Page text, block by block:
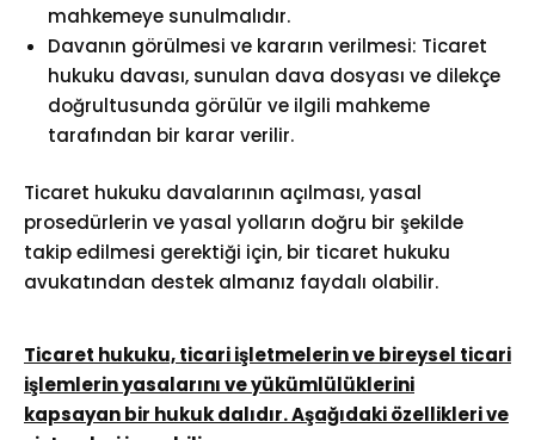
mahkemeye sunulmalıdır.
Davanın görülmesi ve kararın verilmesi: Ticaret
hukuku davası, sunulan dava dosyası ve dilekçe
doğrultusunda görülür ve ilgili mahkeme
tarafından bir karar verilir.
Ticaret hukuku davalarının açılması, yasal
prosedürlerin ve yasal yolların doğru bir şekilde
takip edilmesi gerektiği için, bir ticaret hukuku
avukatından destek almanız faydalı olabilir.
Ticaret hukuku, ticari işletmelerin ve bireysel ticari
işlemlerin yasalarını ve yükümlülüklerini
kapsayan bir hukuk dalıdır. Aşağıdaki özellikleri ve